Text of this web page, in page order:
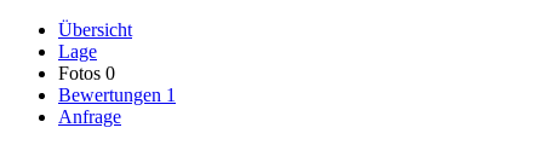
Übersicht
Lage
Fotos 0
Bewertungen 1
Anfrage